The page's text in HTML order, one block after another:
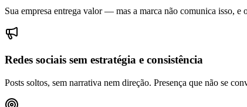
Sua empresa entrega valor — mas a marca não comunica isso, e
Redes sociais sem estratégia e consistência
Posts soltos, sem narrativa nem direção. Presença que não se